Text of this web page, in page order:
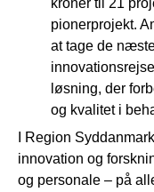
pionerprojekt.
at tage de
løsning, der
og kvalitet i
I Region
innovation og
og personale – på